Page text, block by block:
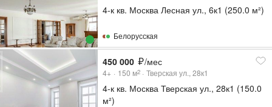
4-к кв. Москва Лесная ул., 6к1 (250.0 м²)
Белорусская
450 000 /мес
4+ 150 м2 Тверская ул., 28к1
4-к кв. Москва Тверская ул., 28к1 (150.0
м²)